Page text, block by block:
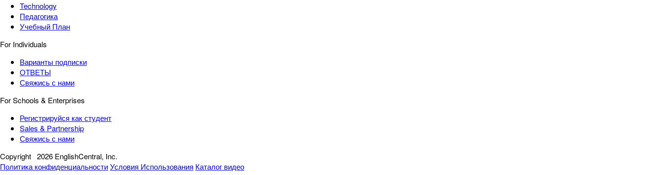
Technology
Педагогика
Учебный План
For Individuals
Варианты подписки
ОТВЕТЫ
Свяжись с нами
For Schools & Enterprises
Регистрируйся как студент
Sales & Partnership
Свяжись с нами
Copyright 2026 EnglishCentral, Inc.
Политика конфиденциальностиУсловия Использования Каталог видео